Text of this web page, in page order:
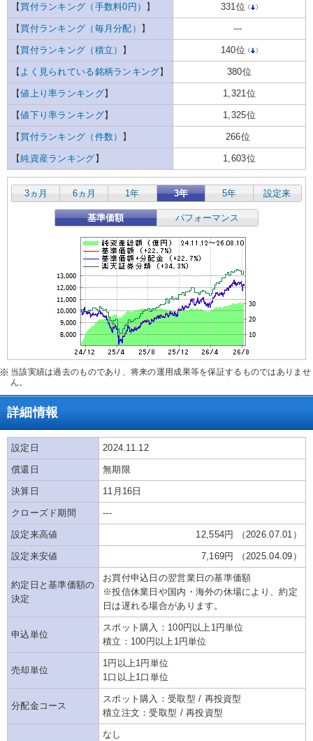
【 買付ランキング（手数料0円） 】 331位
【 買付ランキング（毎月分配） 】 ---
【 買付ランキング（積立） 】 140位
【 よく見られている銘柄ランキング】 380位
【値上り率ランキング】 1,321位
【値下り率ランキング】 1,325位
【 買付ランキング（件数） 】 266位
【純資産ランキング 】 1,603位
3ヵ月 6ヵ月 1年 3年 5年 設定来
基準価額 パフォーマンス
当該実績は過去のものであり、将来の運用成果等を保証するものではありませ
ん。
詳細情報
設定日 2024.11.12
償還日 無期限
決算日 11月16日
クローズド期間 ---
設定来高値 12,554円 （2026.07.01）
設定来安値 7,169円 （2025.04.09）
約定日と基準価額の
決定
お買付申込日の翌営業日の基準価額
※投信休業日や国内・海外の休場により、約定
日は遅れる場合があります。
申込単位
スポット購入：100円以上1円単位
積立：100円以上1円単位
売却単位
1円以上1円単位
1口以上1口単位
分配金コース
スポット購入：受取型 / 再投資型
積立注文：受取型 / 再投資型
なし